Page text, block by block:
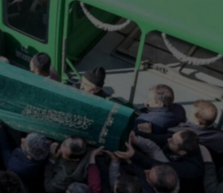
Instagram
Youtube